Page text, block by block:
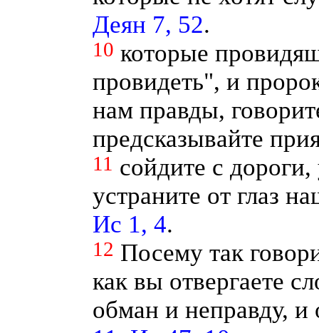
Деян 7, 52.
10 которые
провидеть", и
нам правды,
предсказывайте
11 сойдите с
устраните от глаз
Ис 1, 4.
12 Посему так
как вы отвергаете
обман и неправду, и